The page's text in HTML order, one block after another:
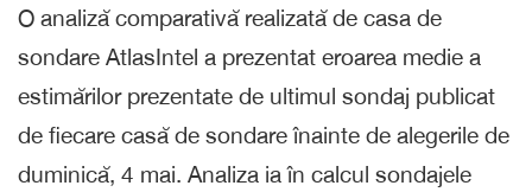
O analiză comparativă realizată de casa de
sondare AtlasIntel a prezentat eroarea medie a
estimărilor prezentate de ultimul sondaj publicat
de fiecare casă de sondare înainte de alegerile de
duminică, 4 mai. Analiza ia în calcul sondajele